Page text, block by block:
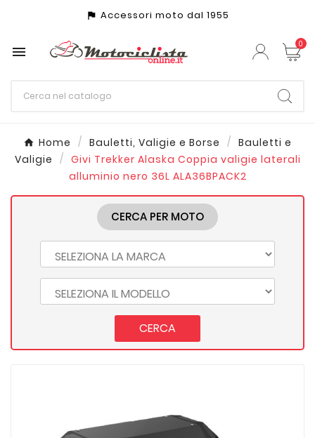
assistant_photo Accessori moto dal 1955
 0
Home Bauletti, Valigie e Borse
Bauletti e
Valigie
Givi Trekker Alaska Coppia valigie laterali
alluminio nero 36L ALA36BPACK2
CERCA PER MOTO
CERCA